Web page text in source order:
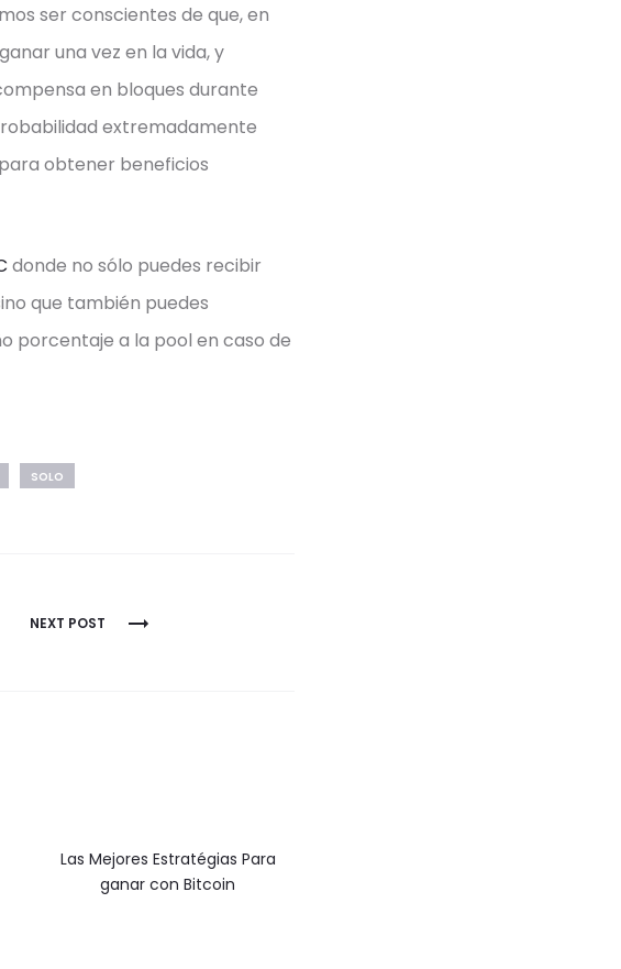
ser conscientes de que, en
una vez en la vida, y
en bloques durante
extremadamente
obtener beneficios
donde no sólo puedes recibir
que también puedes
porcentaje a la pool en caso de
SOLO
NEXT POST
Las Mejores Estratégias Para
ganar con Bitcoin